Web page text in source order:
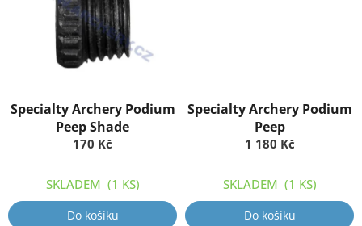
Specialty Archery Podium
Peep Shade
170 Kč
SKLADEM (1 KS)
Do košíku
Specialty Archery Podium
Peep
1 180 Kč
SKLADEM (1 KS)
Do košíku